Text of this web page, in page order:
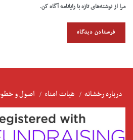
مرا از نوشته‌های تازه با رایانامه آگاه کن.
درباره رخشانه هیات امناء اصول و